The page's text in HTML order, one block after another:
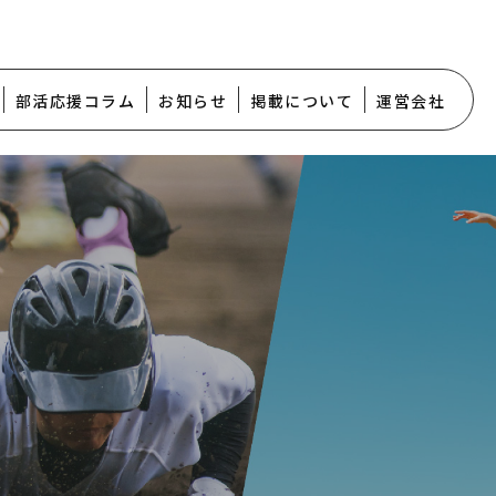
部活応援コラム お知らせ 掲載について 運営会社